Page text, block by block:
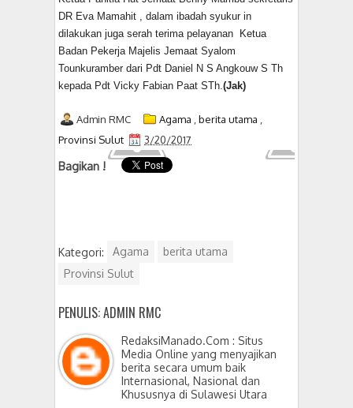
DR Eva Mamahit , dalam ibadah syukur in
dilakukan juga serah terima pelayanan Ketua
Badan Pekerja Majelis Jemaat Syalom
Tounkuramber dari Pdt Daniel N S Angkouw S Th
kepada Pdt Vicky Fabian Paat STh.(Jak)
Admin RMC Agama berita utama
Provinsi Sulut
3/20/2017
Bagikan !
Kategori: Agama
berita utama
Provinsi Sulut
PENULIS: ADMIN RMC
RedaksiManado.Com : Situs
Media Online yang menyajikan
berita secara umum baik
Internasional, Nasional dan
Khususnya di Sulawesi Utara